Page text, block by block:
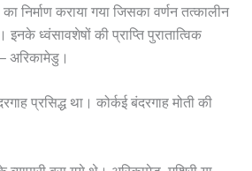
निर्माण कराया गया जिसका वर्णन तत्कालीन
इनके ध्वंसावशेषों की प्राप्ति पुरातात्विक
अरिकामेडु।
प्रसिद्ध था। कोर्कई बंदरगाह मोती की